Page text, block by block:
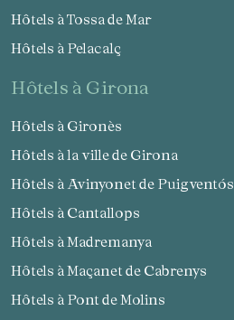
Hôtels à Tossa de Mar
Hôtels à Pelacalç
hôtels à Girona
Hôtels à Gironès
Hôtels à la ville de Girona
Hôtels à Avinyonet de Puigventós
Hôtels à Cantallops
Hôtels à Madremanya
Hôtels à Maçanet de Cabrenys
Hôtels à Pont de Molins